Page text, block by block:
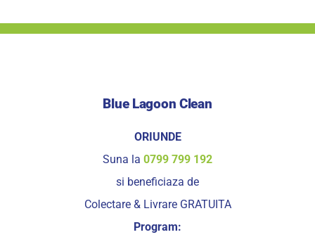
Blue Lagoon Clean
ORIUNDE
Suna la 0799 799 192
si beneficiaza de
Colectare & Livrare GRATUITA
Program: